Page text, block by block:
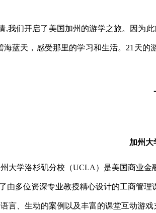
,我们开启了美国加州的游学之旅。因为
蓝天，感受那里的学习和生活。 21 天的
加州大
大学洛杉矶分校（UCLA ）是美国商业金
由多位资深专业教授精心设计的工商管
言、生动的案例以及丰富的课堂互动游